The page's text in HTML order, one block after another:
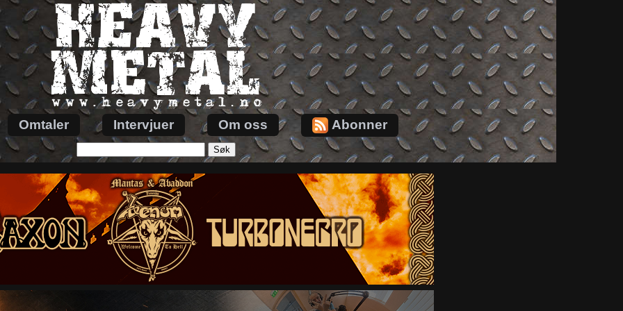
Omtaler Intervjuer Om oss Abonner
etter: